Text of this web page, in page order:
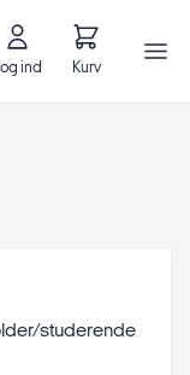
ind Kurv
studerende